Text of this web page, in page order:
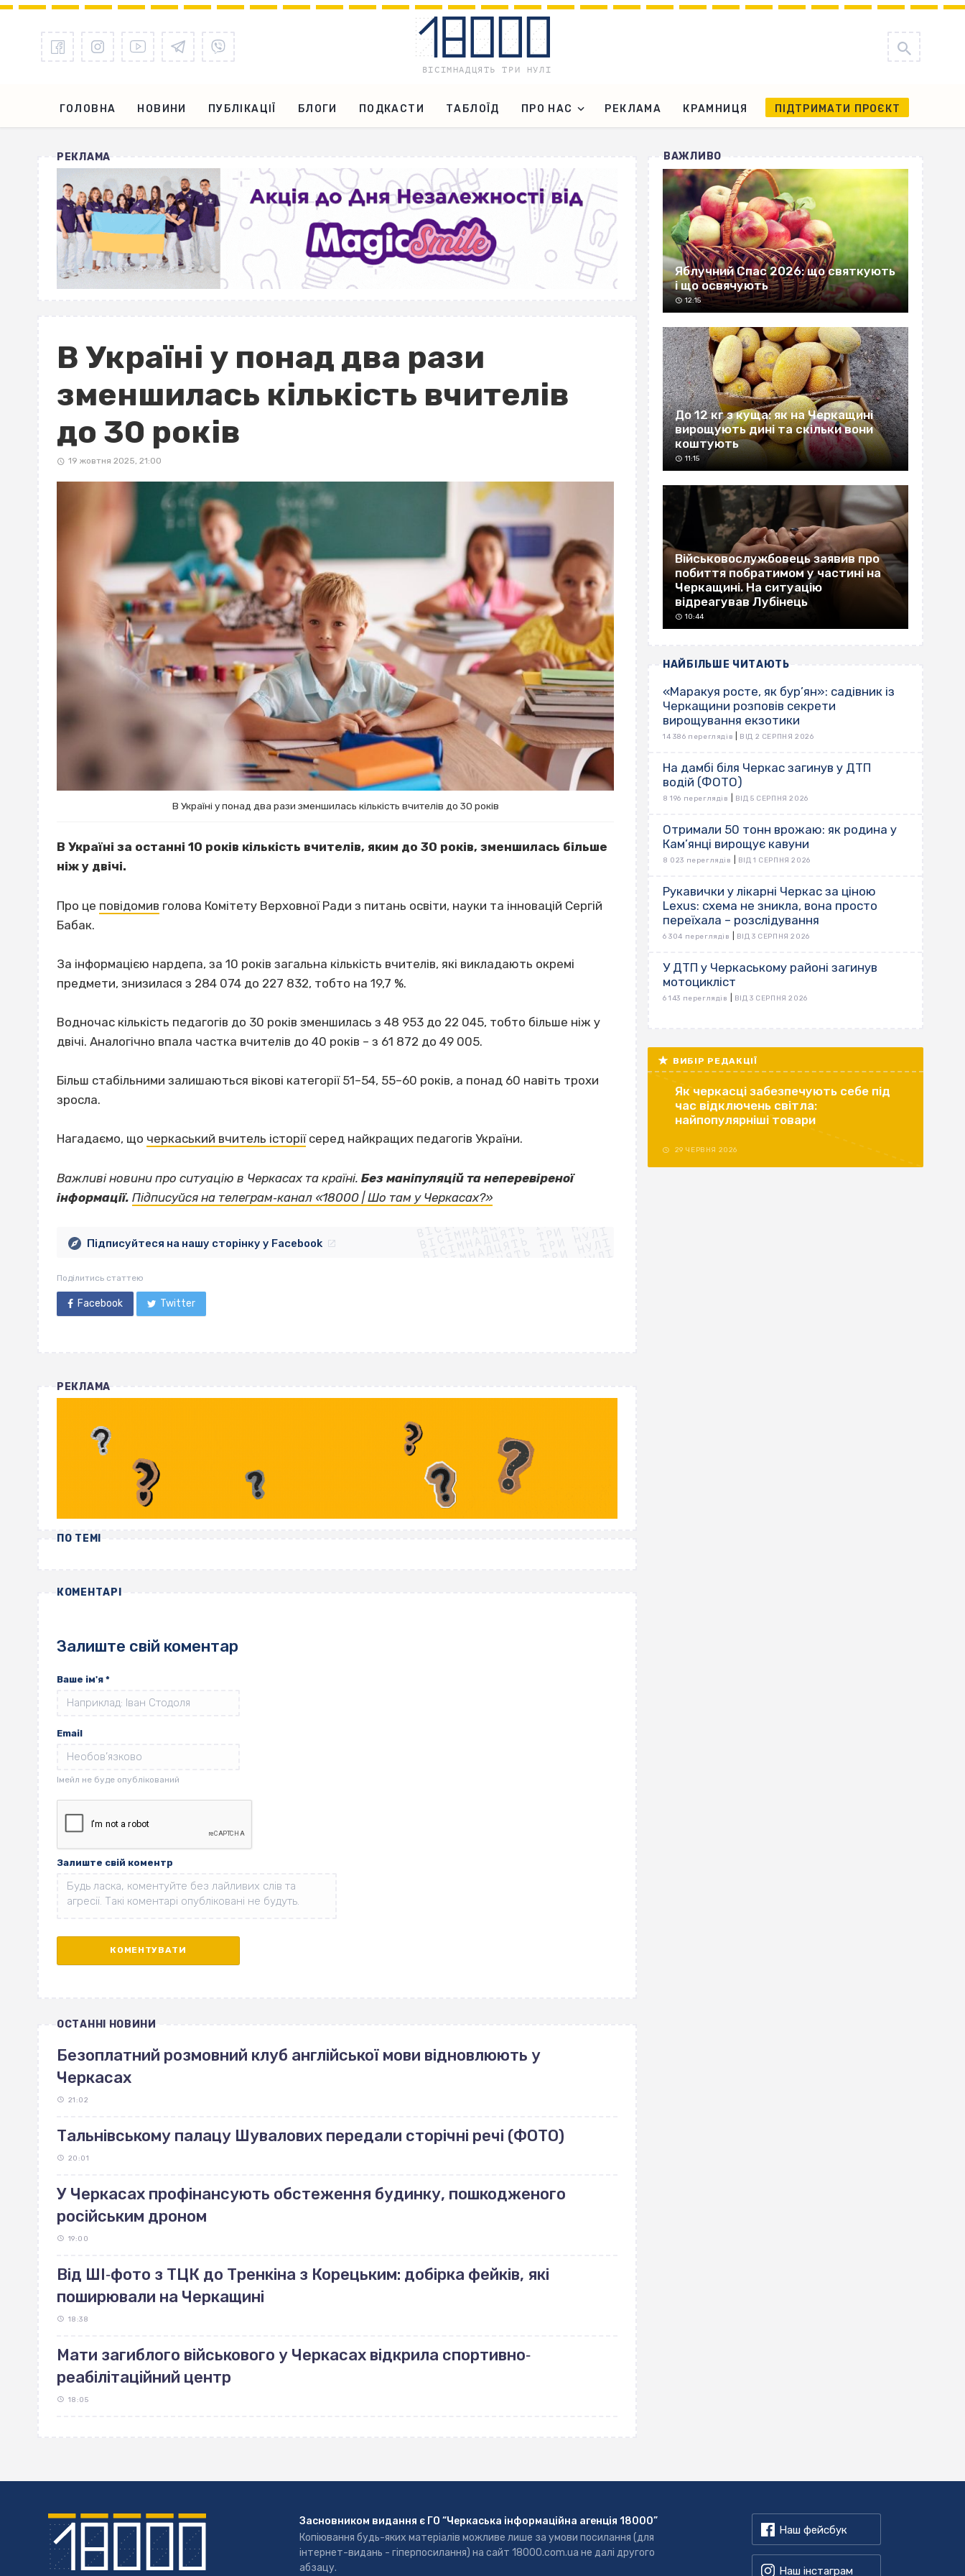
ГОЛОВНА НОВИНИ ПУБЛІКАЦІЇ БЛОГИ ПОДКАСТИ ТАБЛОЇД ПРО НАС РЕКЛАМА КРАМНИЦЯ ПІДТРИМАТИ ПРОЄКТ
РЕКЛАМА
В Україні у понад два рази
зменшилась кількість вчителів
до 30 років
19 жовтня 2025, 21:00
В Україні у понад два рази зменшилась кількість вчителів до 30 років
В Україні за останні 10 років кількість вчителів, яким до 30 років, зменшилась більше
ніж у двічі.
Про це повідомив голова Комітету Верховної Ради з питань освіти, науки та інновацій Сергій
Бабак.
За інформацією нардепа, за 10 років загальна кількість вчителів, які викладають окремі
предмети, знизилася з 284 074 до 227 832, тобто на 19,7 %.
Водночас кількість педагогів до 30 років зменшилась з 48 953 до 22 045, тобто більше ніж у
двічі. Аналогічно впала частка вчителів до 40 років – з 61 872 до 49 005.
Більш стабільними залишаються вікові категорії 51–54, 55–60 років, а понад 60 навіть трохи
зросла.
Нагадаємо, що черкаський вчитель історіїсеред найкращих педагогів України.
Важливі новини про ситуацію в Черкасах та країні. Без маніпуляцій та неперевіреної
інформації. Підписуйся на телеграм‐канал «18000 | Шо там у Черкасах?»ВІСІМНАДЦЯТЬ ТРИ НУЛІ
ВІСІМНАДЦЯТЬ ТРИ НУЛІ
ВІСІМНАДЦЯТЬ ТРИ НУЛІ
ВІСІМНАДЦЯТЬ ТРИ НУЛІ
ВІСІМНАДЦЯТЬ ТРИ НУЛІ
ВІСІМНАДЦЯТЬ ТРИ НУЛІ
ВІСІМНАДЦЯТЬ ТРИ НУЛІ
Підписуйтеся на нашу сторінку у Facebook
Поділитись статтею
Facebook Twitter
РЕКЛАМА
ПО ТЕМІ
КОМЕНТАРІ
Залиште свій коментар
Ваше ім'я *
Email
Залиште свій коментр
ОСТАННІ НОВИНИ
Безоплатний розмовний клуб англійської мови відновлюють у
Черкасах
21:02
Тальнівському палацу Шувалових передали сторічні речі (ФОТО)
20:01
У Черкасах профінансують обстеження будинку, пошкодженого
російським дроном
19:00
Від ШІ‐фото з ТЦК до Тренкіна з Корецьким: добірка фейків, які
поширювали на Черкащині
18:38
Мати загиблого військового у Черкасах відкрила спортивно‐
реабілітаційний центр
18:05
ВАЖЛИВО
Яблучний Спас 2026: що святкують
і що освячують
12:15
До 12 кг з куща: як на Черкащині
вирощують дині та скільки вони
коштують
11:15
Військовослужбовець заявив про
побиття побратимом у частині на
Черкащині. На ситуацію
відреагував Лубінець
10:44
НАЙБІЛЬШЕ ЧИТАЮТЬ
«Маракуя росте, як бур’ян»: садівник із
Черкащини розповів секрети
вирощування екзотики
14 386 переглядів ВІД 2 СЕРПНЯ 2026
На дамбі біля Черкас загинув у ДТП
водій (ФОТО)
8 196 переглядів ВІД 5 СЕРПНЯ 2026
Отримали 50 тонн врожаю: як родина у
Кам’янці вирощує кавуни
8 023 переглядів ВІД 1 СЕРПНЯ 2026
Рукавички у лікарні Черкас за ціною
Lexus: схема не зникла, вона просто
переїхала – розслідування
6 304 переглядів ВІД 3 СЕРПНЯ 2026
У ДТП у Черкаському районі загинув
мотоцикліст
6 143 переглядів ВІД 3 СЕРПНЯ 2026
ВИБІР РЕДАКЦІЇ
Як черкасці забезпечують себе під
час відключень світла:
найпопулярніші товари
29 ЧЕРВНЯ 2026
Засновником видання є ГО “Черкаська інформаційна агенція 18000”
Копіювання будь-яких матеріалів можливе лише за умови посилання (для
інтернет-видань - гіперпосилання) на сайт 18000.com.ua не далі другого
абзацу.
Наш фейсбук
Наш інстаграм